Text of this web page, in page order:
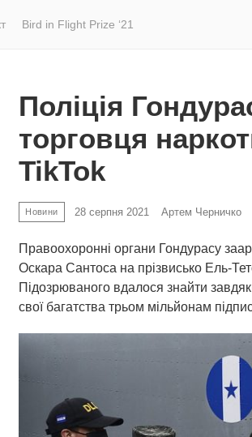
Bird in Flight Prize ‘21
Поліція
торговця
TikTok
Новини 28 серпня 2021 Артем Черничко
Правоохоронні органи Гондурасу
Оскара Сантоса на прізвисько Ель-
Підозрюваного вдалося знайти
свої багатства трьом мільйонам